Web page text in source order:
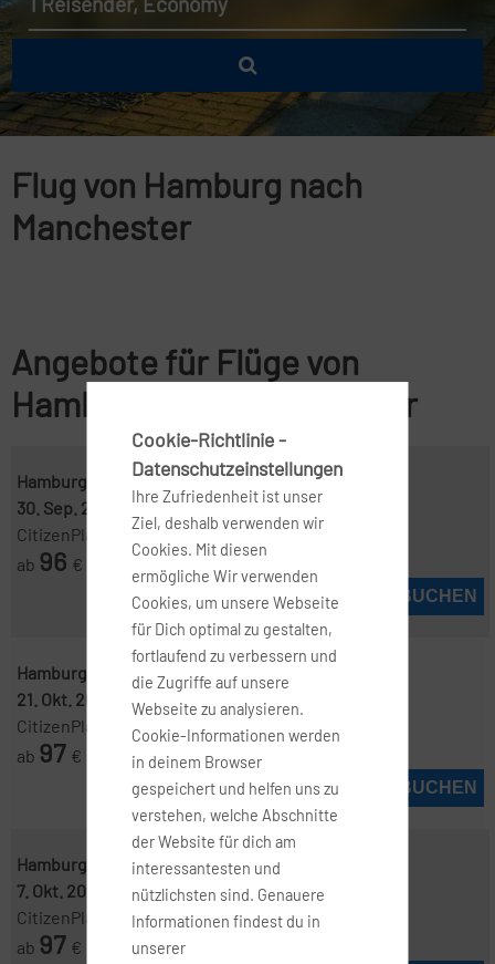
Flug von Hamburg nach
Manchester
Angebote für Flüge von
Hamburg nach Manchester
Hamburg ( HAM )-Manchester ( MAN )
30. Sep. 2026
7. Okt. 2026
CitizenPlane
ab 96 €
JETZT BUCHEN
Hamburg ( HAM )
Manchester ( MAN )
21. Okt. 2026
29. Okt. 2026
CitizenPlane
ab 97 €
JETZT BUCHEN
Hamburg ( HAM )-Manchester ( MAN )
7. Okt. 2026
14. Okt. 2026
CitizenPlane
ab 97 €
Cookie-Richtlinie -
Datenschutzeinstellungen
Ihre Zufriedenheit ist unser
Ziel, deshalb verwenden wir
Cookies. Mit diesen
ermögliche Wir verwenden
Cookies, um unsere Webseite
für Dich optimal zu gestalten,
fortlaufend zu verbessern und
die Zugriffe auf unsere
Webseite zu analysieren.
Cookie-Informationen werden
in deinem Browser
gespeichert und helfen uns zu
verstehen, welche Abschnitte
der Website für dich am
interessantesten und
nützlichsten sind. Genauere
Informationen findest du in
unserer